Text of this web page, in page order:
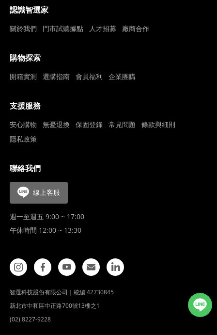
認識智選家
關於我們 門市試聽據點 人才招募 廠商合作
購物探索
開箱實測 選購指南 會員福利 企業團購
支援服務
安心購物 無憂退換 保固登錄 常見問題
條款與細則
隱私政策
聯絡我們
線上客服
週一至週五 9:00 ~ 17:00
午休時間 12:00 ~ 13:30
智選科技股份有限公司｜統編 42730845
新北市中和區中正路700號13樓之1
(02) 8227-9228